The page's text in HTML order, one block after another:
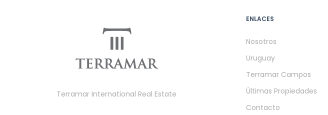
Terramar International Real Estate
ENLACES
Nosotros
Uruguay
Terramar Campos
Últimas Propiedades
Contacto